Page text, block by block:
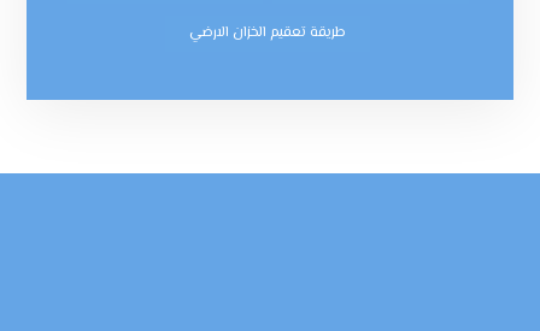
طريقة تعقيم الخزان الارضي